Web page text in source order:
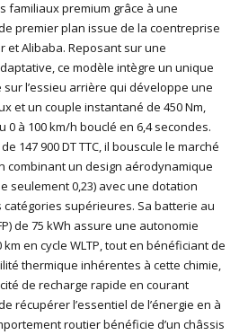
familiaux premium grâce à une
premier plan issue de la coentreprise
et Alibaba. Reposant sur une
ce modèle intègre un unique
l’essieu arrière qui développe une
et un couple instantané de 450 Nm,
0 à 100 km/h bouclé en 6,4 secondes.
147 900 DT TTC, il bouscule le marché
combinant un design aérodynamique
seulement 0,23) avec une dotation
supérieures. Sa batterie au
de 75 kWh assure une autonomie
en cycle WLTP, tout en bénéficiant de
thermique inhérentes à cette chimie,
de recharge rapide en courant
récupérer l’essentiel de l’énergie en à
routier bénéficie d’un châssis